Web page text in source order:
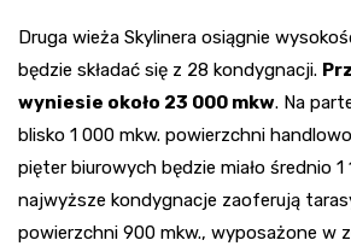
Druga wieża Skylinera osiągnie
będzie składać się z 28 kondygnacji.
wyniesie około 23 000 mkw. Na
blisko 1 000 mkw. powierzchni
pięter biurowych będzie miało średnio 1
najwyższe kondygnacje zaoferują
powierzchni 900 mkw., wyposażone w